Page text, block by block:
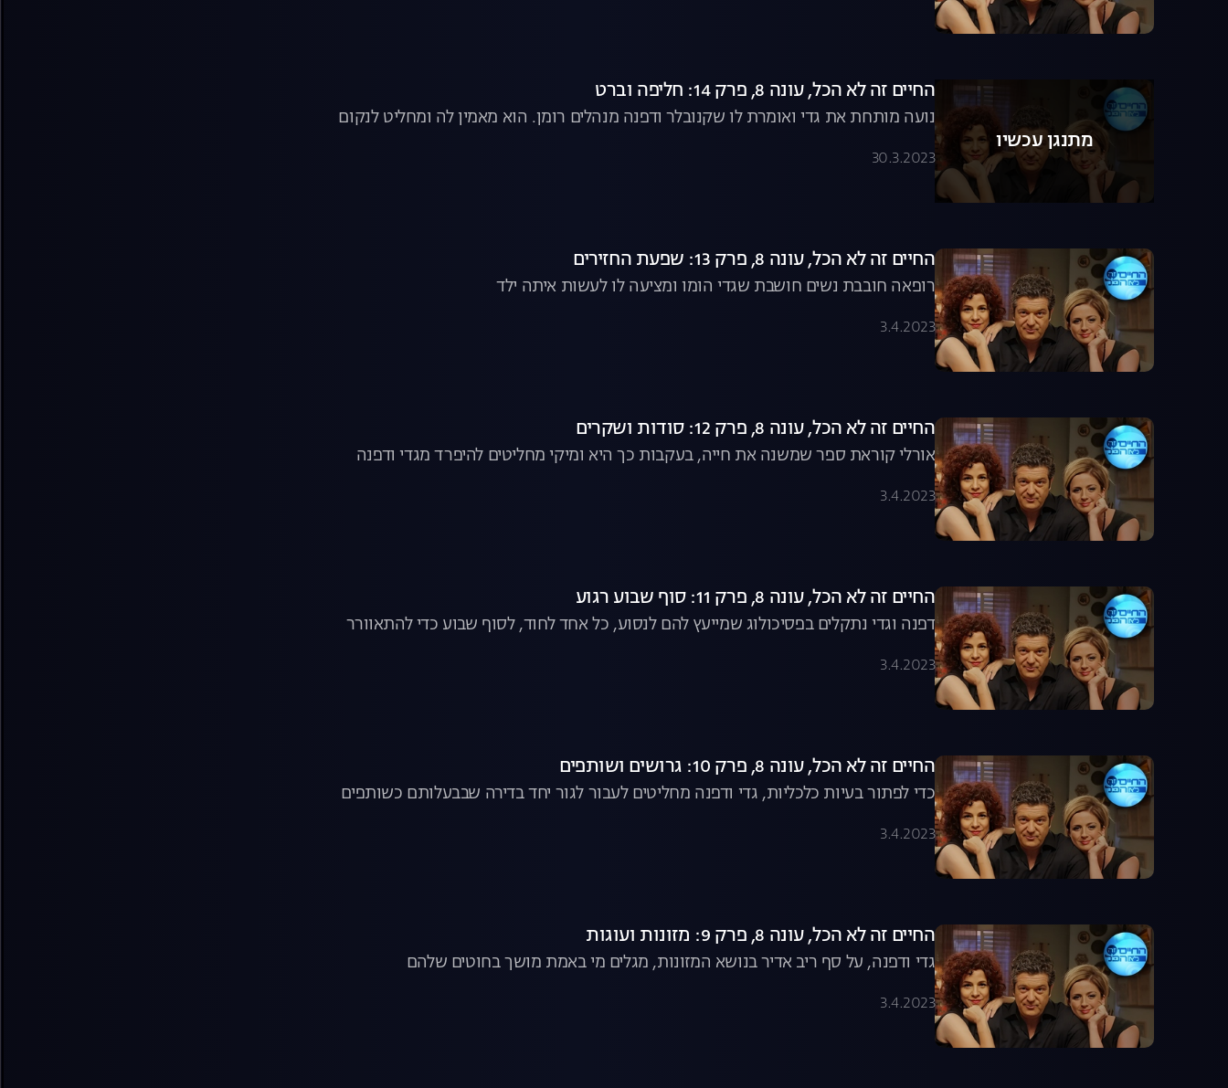
מתנגן עכשיו
החיים זה לא הכל, עונה 8, פרק 14: חליפה וברט
נועה מותחת את גדי ואומרת לו שקנובלר ודפנה מנהלים רומן. הוא מאמין לה ומחליט לנקום
30.3.2023
החיים זה לא הכל, עונה 8, פרק 13: שפעת החזירים
רופאה חובבת נשים חושבת שגדי הומו ומציעה לו לעשות איתה ילד
3.4.2023
החיים זה לא הכל, עונה 8, פרק 12: סודות ושקרים
אורלי קוראת ספר שמשנה את חייה, בעקבות כך היא ומיקי מחליטים להיפרד מגדי ודפנה
3.4.2023
החיים זה לא הכל, עונה 8, פרק 11: סוף שבוע רגוע
דפנה וגדי נתקלים בפסיכולוג שמייעץ להם לנסוע, כל אחד לחוד, לסוף שבוע כדי להתאוורר
3.4.2023
החיים זה לא הכל, עונה 8, פרק 10: גרושים ושותפים
כדי לפתור בעיות כלכליות, גדי ודפנה מחליטים לעבור לגור יחד בדירה שבבעלותם כשותפים
3.4.2023
החיים זה לא הכל, עונה 8, פרק 9: מזונות ועוגות
גדי ודפנה, על סף ריב אדיר בנושא המזונות, מגלים מי באמת מושך בחוטים שלהם
3.4.2023